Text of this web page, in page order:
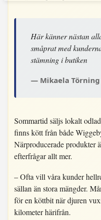
Här känner nästan
småprat med
stämning i butiken
Mikaela Törning
Sommartid säljs lokalt
finns kött från både
Närproducerade produkter
efterfrågar allt mer.
– Ofta vill våra kunder
sällan än stora mängder.
för en köttbit när djuren
kilometer härifrån.